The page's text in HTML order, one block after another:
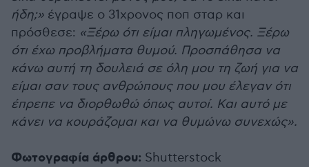
ήδη;» έγραψε ο 31χρονος ποπ σταρ και
πρόσθεσε: «Ξέρω ότι είμαι πληγωμένος. Ξέρω
ότι έχω προβλήματα θυμού. Προσπάθησα να
κάνω αυτή τη δουλειά σε όλη μου τη ζωή για να
είμαι σαν τους ανθρώπους που μου έλεγαν ότι
έπρεπε να διορθωθώ όπως αυτοί. Και αυτό με
κάνει να κουράζομαι και να θυμώνω συνεχώς».
Φωτογραφία άρθρου: Shutterstock